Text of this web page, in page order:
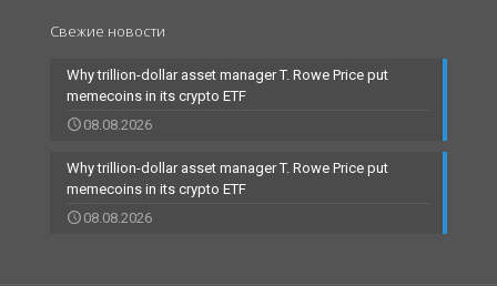
Свежие новости
Why trillion-dollar asset manager T. Rowe Price put
memecoins in its crypto ETF
08.08.2026
Why trillion-dollar asset manager T. Rowe Price put
memecoins in its crypto ETF
08.08.2026